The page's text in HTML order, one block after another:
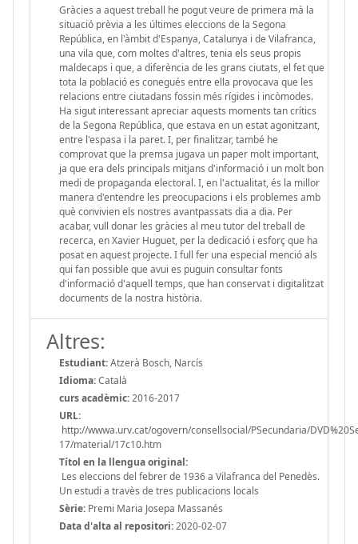
Gràcies a aquest treball he pogut veure de primera mà la
situació prèvia a les últimes eleccions de la Segona
República, en l'àmbit d'Espanya, Catalunya i de Vilafranca,
una vila que, com moltes d'altres, tenia els seus propis
maldecaps i que, a diferència de les grans ciutats, el fet que
tota la població es conegués entre ella provocava que les
relacions entre ciutadans fossin més rígides i incòmodes.
Ha sigut interessant apreciar aquests moments tan crítics
de la Segona República, que estava en un estat agonitzant,
entre l'espasa i la paret. I, per finalitzar, també he
comprovat que la premsa jugava un paper molt important,
ja que era dels principals mitjans d'informació i un molt bon
medi de propaganda electoral. I, en l'actualitat, és la millor
manera d'entendre les preocupacions i els problemes amb
què convivien els nostres avantpassats dia a dia. Per
acabar, vull donar les gràcies al meu tutor del treball de
recerca, en Xavier Huguet, per la dedicació i esforç que ha
posat en aquest projecte. I full fer una especial menció als
qui fan possible que avui es puguin consultar fonts
d'informació d'aquell temps, que han conservat i digitalitzat
documents de la nostra història.
Altres:
Estudiant:Atzerà Bosch, Narcís
Idioma:Català
curs acadèmic:2016-2017
URL:
http://wwwa.urv.cat/ogovern/consellsocial/PSecundaria/
17/material/17c10.htm
Títol en la llengua original:
Les eleccions del febrer de 1936 a Vilafranca del Penedès.
Un estudi a travès de tres publicacions locals
Sèrie: Premi Maria Josepa Massanés
Data d'alta al repositori:2020-02-07